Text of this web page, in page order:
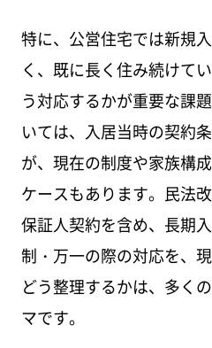
特に、公営住宅では新規
く、既に長く住み続けて
う対応するかが重要な課
いては、入居当時の契約
が、現在の制度や家族構
ケースもあります。民法
保証人契約を含め、長期
制・万一の際の対応を、
どう整理するかは、多く
マです。